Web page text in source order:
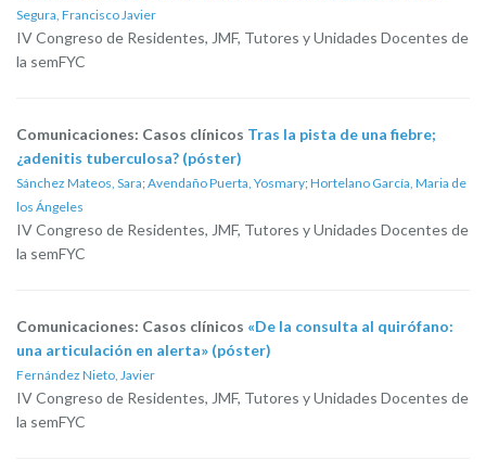
Segura, Francisco Javier
IV Congreso de Residentes, JMF, Tutores y Unidades Docentes de
la semFYC
Comunicaciones: Casos clínicos Tras la pista de una fiebre;
¿adenitis tuberculosa? (póster)
Sánchez Mateos, Sara; Avendaño Puerta, Yosmary; Hortelano García, Maria de
los Ángeles
IV Congreso de Residentes, JMF, Tutores y Unidades Docentes de
la semFYC
Comunicaciones: Casos clínicos «De la consulta al quirófano:
una articulación en alerta» (póster)
Fernández Nieto, Javier
IV Congreso de Residentes, JMF, Tutores y Unidades Docentes de
la semFYC